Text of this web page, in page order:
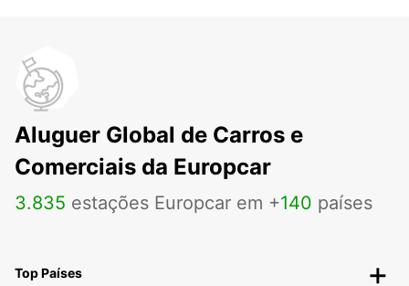
Aluguer Global de Carros e
Comerciais da Europcar
3.835 estações Europcar em +140 países
Top Países